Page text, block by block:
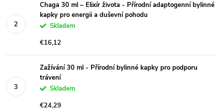
Chaga 30 ml – Elixír života - Přírodní adaptogenní bylinné
kapky pro energii a duševní pohodu
Skladem
€16,12
Zažívání 30 ml - Přírodní bylinné kapky pro podporu
trávení
Skladem
€24,29